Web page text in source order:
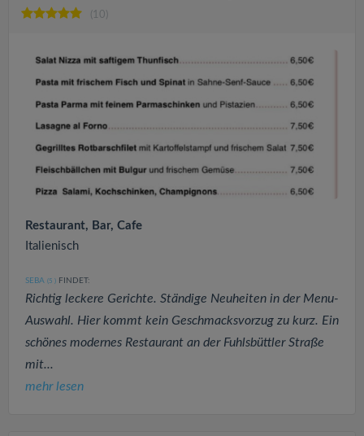
(10)
Restaurant, Bar, Cafe
Italienisch
SEBA (5 ) FINDET:
Richtig leckere Gerichte. Ständige Neuheiten in der Menu-
Auswahl. Hier kommt kein Geschmacksvorzug zu kurz. Ein
schönes modernes Restaurant an der Fuhlsbüttler Straße
mit...
mehr lesen